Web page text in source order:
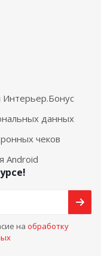
Интерьер.Бонус
данных
чеков
Android
на обработку